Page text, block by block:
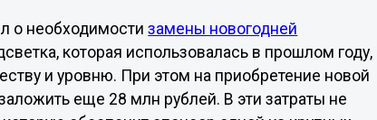
о необходимостизамены новогодней
которая использовалась в прошлом году,
и уровню. При этом на приобретение новой
еще 28 млн рублей. В эти затраты не